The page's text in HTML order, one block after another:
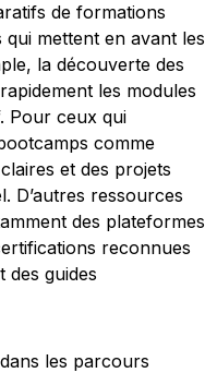
de formations
qui mettent en avant les
la découverte des
les modules
Pour ceux qui
comme
et des projets
D’autres ressources
des plateformes
reconnues
des guides
les parcours